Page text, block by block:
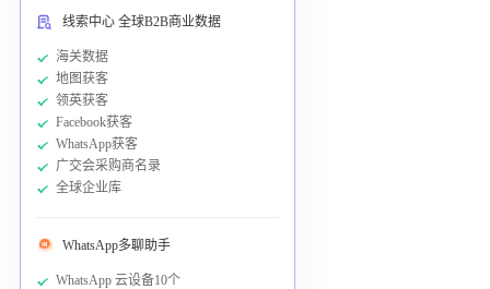
线索中心 全球B2B商业数据
海关数据
地图获客
领英获客
Facebook获客
WhatsApp获客
广交会采购商名录
全球企业库
WhatsApp多聊助手
WhatsApp 云设备10个